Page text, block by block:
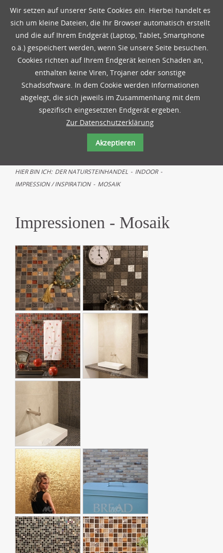
HIER BIN ICH: DER NATURSTEINHANDEL - INDOOR -
IMPRESSION / INSPIRATION - MOSAIK
Impressionen - Mosaik
Wir setzen auf unserer Seite Cookies ein. Hierbei handelt es
sich um kleine Dateien, die Ihr Browser automatisch erstellt
und die auf Ihrem Endgerät (Laptop, Tablet, Smartphone
o.ä.) gespeichert werden, wenn Sie unsere Seite besuchen.
Cookies richten auf Ihrem Endgerät keinen Schaden an,
enthalten keine Viren, Trojaner oder sonstige
Schadsoftware. In dem Cookie werden Informationen
abgelegt, die sich jeweils im Zusammenhang mit dem
spezifisch eingesetzten Endgerät ergeben.
Zur Datenschutzerklärung
Akzeptieren